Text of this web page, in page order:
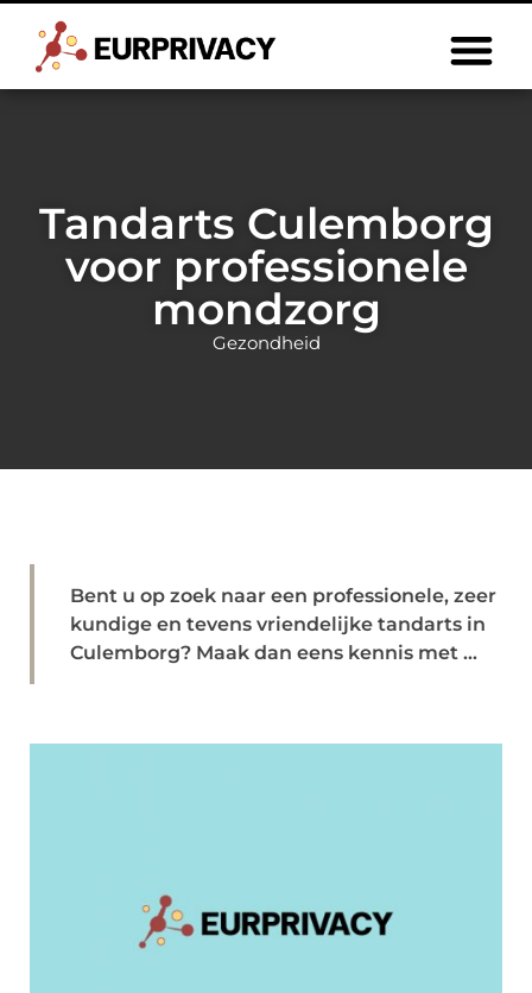
Tandarts Culemborg
voor professionele
mondzorg
Gezondheid
Bent u op zoek naar een professionele, zeer
kundige en tevens vriendelijke tandarts in
Culemborg? Maak dan eens kennis met ...